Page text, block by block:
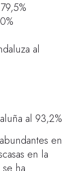
al
al 93,2%
en
en la